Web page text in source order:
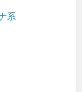
系